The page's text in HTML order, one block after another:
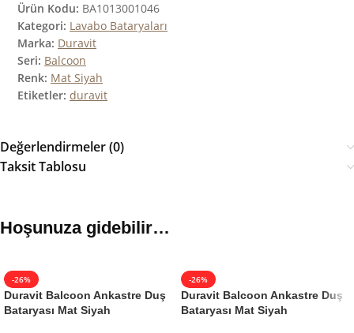
Ürün Kodu: BA1013001046
Kategori: Lavabo Bataryaları
Marka: Duravit
Seri: Balcoon
Renk: Mat Siyah
Etiketler: duravit
Değerlendirmeler (0)
Taksit Tablosu
Hoşunuza gidebilir…
-26%
Duravit Balcoon Ankastre Duş
Bataryası Mat Siyah
-26%
Duravit Balcoon Ankastre Duş
Bataryası Mat Siyah